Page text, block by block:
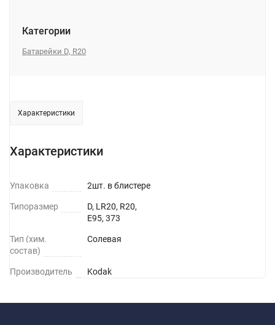
Категории
Батарейки D, R20
Характеристики
Характеристики
Упаковка 2шт. в блистере
Типоразмер
D, LR20, R20,
E95, 373
Тип (хим.
состав)
Солевая
Производитель Kodak